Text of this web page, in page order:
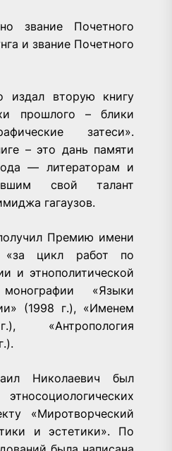
звание Почетного
и звание Почетного
издал вторую книгу
прошлого – блики
затеси».
– это дань памяти
— литераторам и
свой талант
гагаузов.
Премию имени
«за цикл работ по
и этнополитической
«Языки
(1998 г.), «Именем
«Антропология
Николаевич был
«Миротворческий
и эстетики». По